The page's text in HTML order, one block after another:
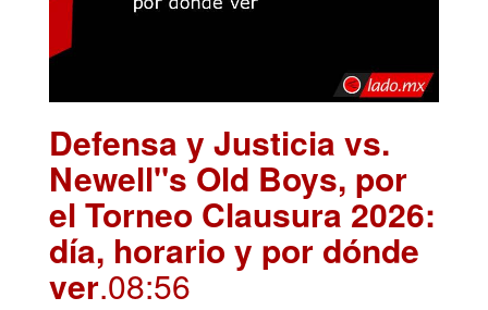
Defensa y Justicia vs.
Newell"s Old Boys, por
el Torneo Clausura 2026:
día, horario y por dónde
ver.08:56